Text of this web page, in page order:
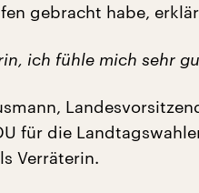
gebracht habe,
ich fühle mich sehr
für die
Verräterin.